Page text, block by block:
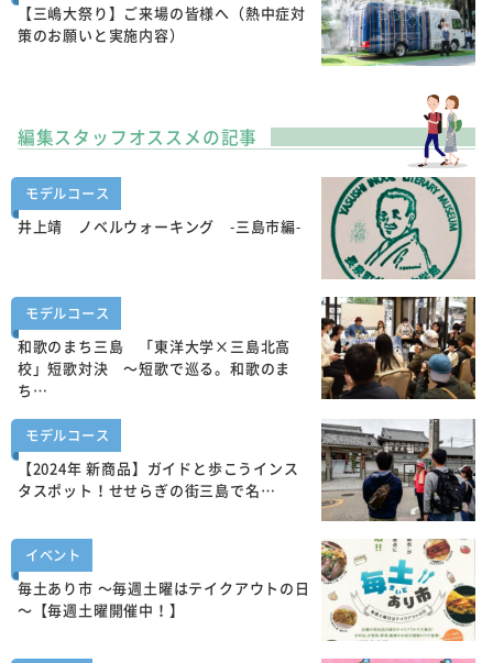
【三嶋大祭り】ご来場の皆様へ（熱中症対
策のお願いと実施内容）
編集スタッフオススメの記事
モデルコース
井上靖 ノベルウォーキング -三島市編-
モデルコース
和歌のまち三島 「東洋大学×三島北高
校」短歌対決 ～短歌で巡る。和歌のま
ち…
モデルコース
【2024年 新商品】ガイドと歩こうインス
タスポット！せせらぎの街三島で名…
イベント
毎土あり市 ～毎週土曜はテイクアウトの日
～【毎週土曜開催中！】